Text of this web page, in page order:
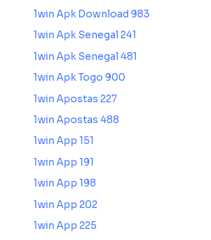
1win Apk Download 983
1win Apk Senegal 241
1win Apk Senegal 481
1win Apk Togo 900
1win Apostas 227
1win Apostas 488
1win App 151
1win App 191
1win App 198
1win App 202
1win App 225